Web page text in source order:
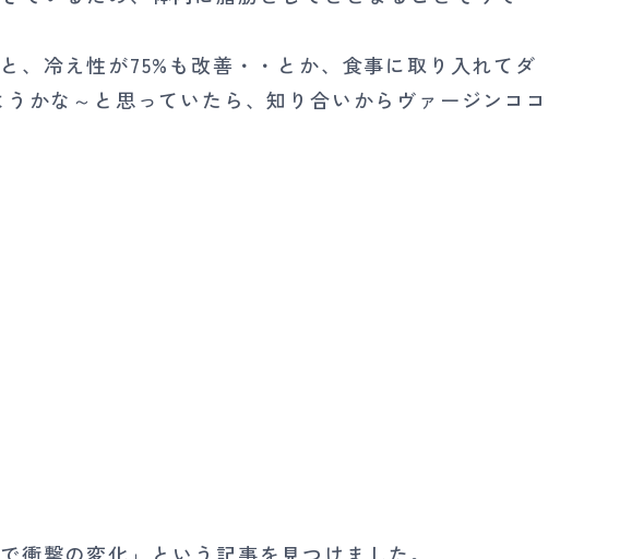
、冷え性が75%も改善・・とか、食事に取り入れてダ
かな～と思っていたら、知り合いからヴァージンココ